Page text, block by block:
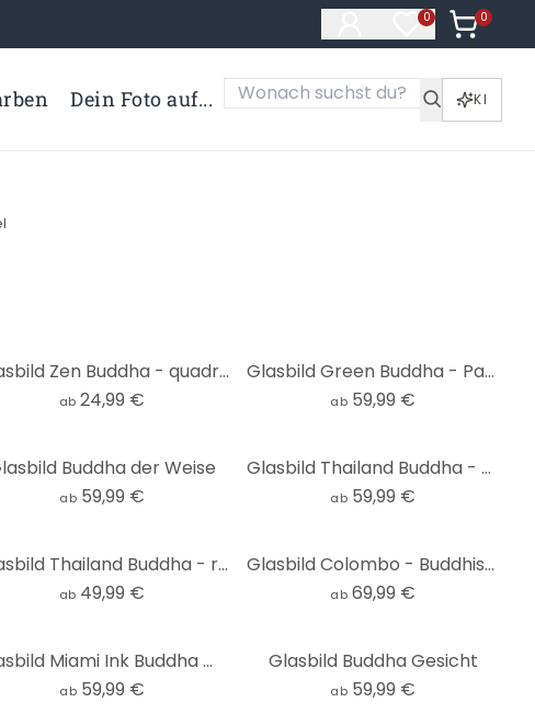
0
Artikel im
0
Artikel
Dein Foto auf... KI
Glasbild Zen Buddha - quadratisch
ab 24,99 €
Glasbild Green Buddha - Panorama
ab 59,99 €
Buddha der Weise
ab 59,99 €
Glasbild Thailand Buddha - Panorama
ab 59,99 €
Glasbild Thailand Buddha - rund
ab 49,99 €
Glasbild Colombo - Buddhistischer Tempel Sukhothai
ab 69,99 €
Glasbild Miami Ink Buddha mit Lotus
ab 59,99 €
Glasbild Buddha Gesicht
ab 59,99 €